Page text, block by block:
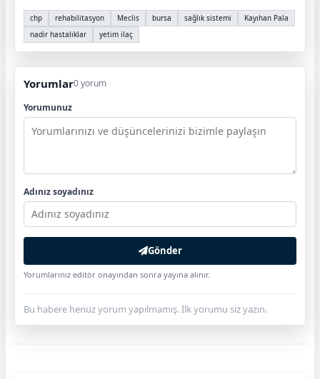
chp rehabilitasyon Meclis bursa sağlık sistemi
Kayıhan Pala
nadir hastalıklar
yetim ilaç
Yorumlar0 yorum
Yorumunuz
Adınız soyadınız
Gönder
Yorumlarınız editör onayından sonra yayına alınır.
Bu habere henüz yorum yapılmamış. İlk yorumu siz yazın.